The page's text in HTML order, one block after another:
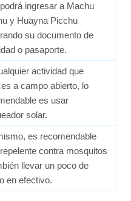
ingresar a Machu
y Huayna Picchu
su documento de
o pasaporte.
actividad que
a campo abierto, lo
es usar
solar.
es recomendable
contra mosquitos
llevar un poco de
en efectivo.